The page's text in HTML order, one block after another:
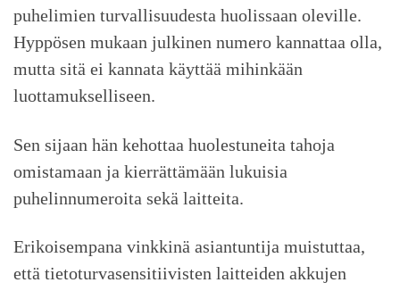
puhelimien turvallisuudesta huolissaan oleville.
Hyppösen mukaan julkinen numero kannattaa olla,
mutta sitä ei kannata käyttää mihinkään
luottamukselliseen.
Sen sijaan hän kehottaa huolestuneita tahoja
omistamaan ja kierrättämään lukuisia
puhelinnumeroita sekä laitteita.
Erikoisempana vinkkinä asiantuntija muistuttaa,
että tietoturvasensitiivisten laitteiden akkujen